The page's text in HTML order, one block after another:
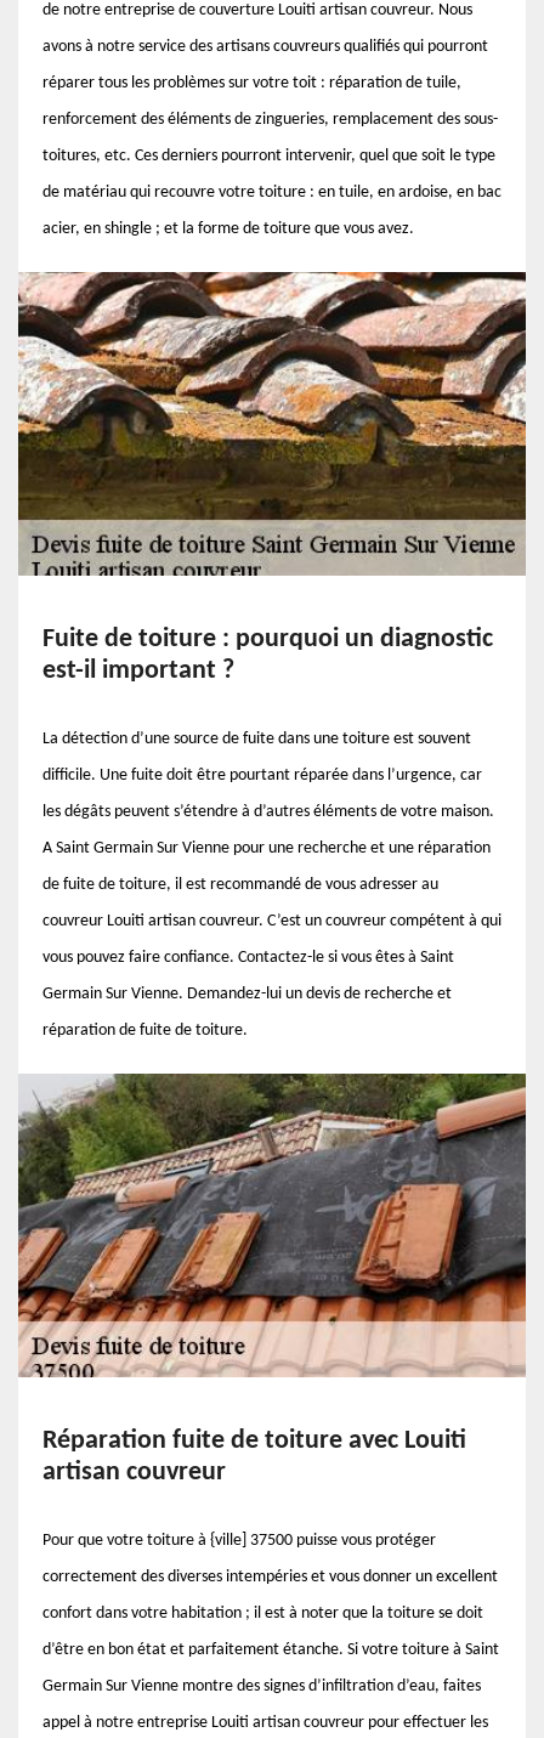
de notre entreprise de couverture Louiti artisan couvreur. Nous
avons à notre service des artisans couvreurs qualifiés qui pourront
réparer tous les problèmes sur votre toit : réparation de tuile,
renforcement des éléments de zingueries, remplacement des sous-
toitures, etc. Ces derniers pourront intervenir, quel que soit le type
de matériau qui recouvre votre toiture : en tuile, en ardoise, en bac
acier, en shingle ; et la forme de toiture que vous avez.
Fuite de toiture : pourquoi un diagnostic
est-il important ?
La détection d’une source de fuite dans une toiture est souvent
difficile. Une fuite doit être pourtant réparée dans l’urgence, car
les dégâts peuvent s’étendre à d’autres éléments de votre maison.
A Saint Germain Sur Vienne pour une recherche et une réparation
de fuite de toiture, il est recommandé de vous adresser au
couvreur Louiti artisan couvreur. C’est un couvreur compétent à qui
vous pouvez faire confiance. Contactez-le si vous êtes à Saint
Germain Sur Vienne. Demandez-lui un devis de recherche et
réparation de fuite de toiture.
Réparation fuite de toiture avec Louiti
artisan couvreur
Pour que votre toiture à {ville] 37500 puisse vous protéger
correctement des diverses intempéries et vous donner un excellent
confort dans votre habitation ; il est à noter que la toiture se doit
d’être en bon état et parfaitement étanche. Si votre toiture à Saint
Germain Sur Vienne montre des signes d’infiltration d’eau, faites
appel à notre entreprise Louiti artisan couvreur pour effectuer les